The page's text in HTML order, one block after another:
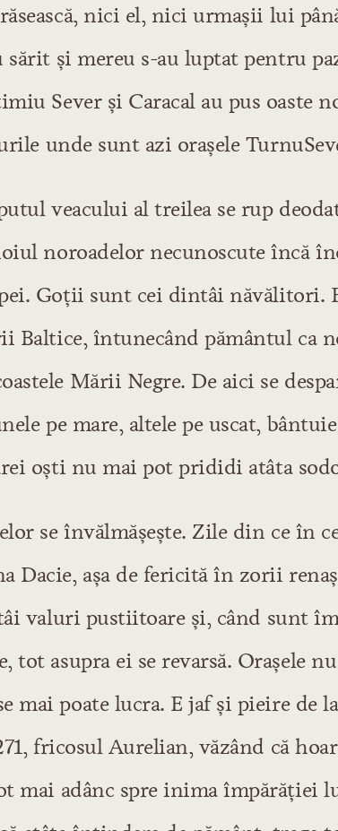
nici el, nici urmașii lui
sărit și mereu s-au luptat pentru
Sever și Caracal au pus oaste
unde sunt azi orașele
veacului al treilea se rup
noroadelor necunoscute încă
Goții sunt cei dintâi năvălitori.
Baltice, întunecând pământul ca
Mării Negre. De aici se
pe mare, altele pe uscat,
oști nu mai pot prididi atâta
se învălmășește. Zile din ce în
Dacie, așa de fericită în zorii
valuri pustiitoare și, când sunt
tot asupra ei se revarsă. Orașele
mai poate lucra. E jaf și pieire de
fricosul Aurelian, văzând că
mai adânc spre inima împărăției